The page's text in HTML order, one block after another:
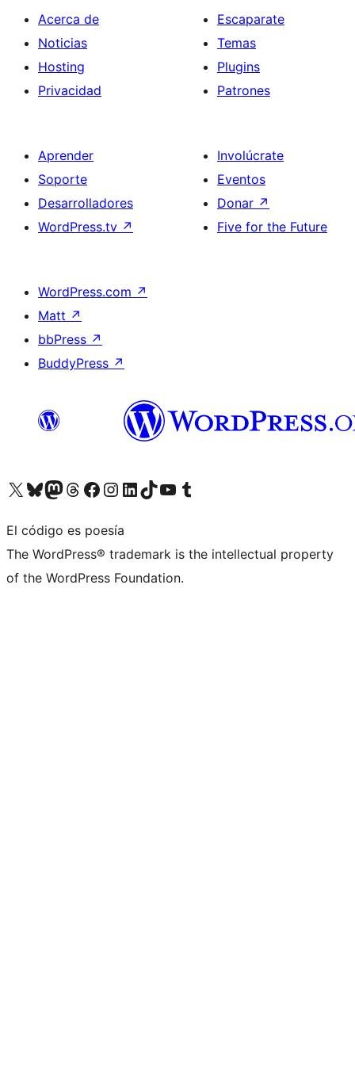
Acerca de
Noticias
Hosting
Privacidad
Escaparate
Temas
Plugins
Patrones
Aprender
Soporte
Desarrolladores
WordPress.tv ↗
Involúcrate
Eventos
Donar ↗
Five for the Future
WordPress.com ↗
Matt ↗
bbPress ↗
BuddyPress ↗
Visita nuestra cuenta de X (anteriormente Twitter)
Visita nuestra cuenta de Bluesky
Visita nuestra cuenta de Mastodon
Visita nuestra cuenta de Threads
Visita nuestra página de Facebook
Visita nuestra cuenta de Instagram
Visita nuestra cuenta de LinkedIn
Visita nuestra cuenta de TikTok
Visita nuestro canal de YouTube
Visita nuestra cuenta de Tumblr
El código es poesía
The WordPress® trademark is the intellectual property
of the WordPress Foundation.